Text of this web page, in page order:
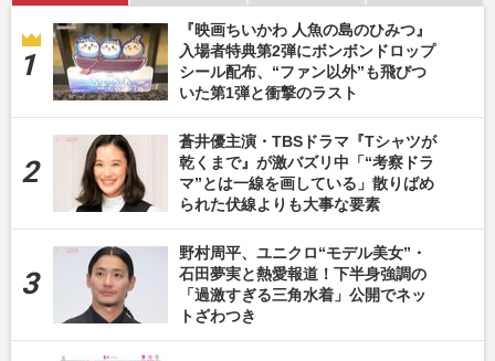
『映画ちいかわ 人魚の島のひみつ』
入場者特典第2弾にボンボンドロップ
シール配布、“ファン以外”も飛びつ
いた第1弾と衝撃のラスト
蒼井優主演・TBSドラマ『Tシャツが
乾くまで』が激バズリ中「“考察ドラ
マ”とは一線を画している」散りばめ
られた伏線よりも大事な要素
野村周平、ユニクロ“モデル美女”・
石田夢実と熱愛報道！下半身強調の
「過激すぎる三角水着」公開でネッ
トざわつき